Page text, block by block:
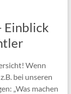
Einblick
Wenn
bei unseren
„Was machen